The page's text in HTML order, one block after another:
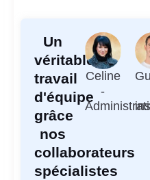
Un
véritable
travail
d'équipe
grâce
nos
collaborateurs
spécialistes
Celine
-